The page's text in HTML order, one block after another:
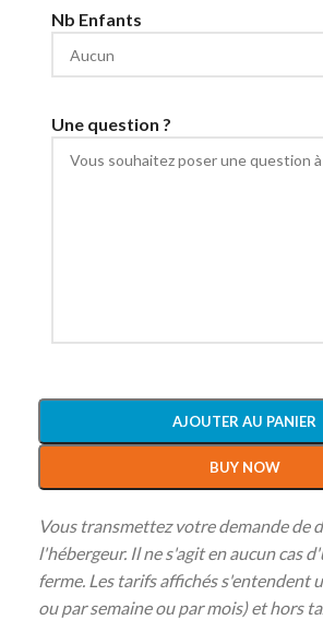
Nb Enfants
Une question ?
AJOUTER AU PANIER
BUY NOW
Vous transmettez votre demande de
l'hébergeur. Il ne s'agit en aucun cas
ferme. Les tarifs affichés s'entendent
ou par semaine ou par mois) et hors